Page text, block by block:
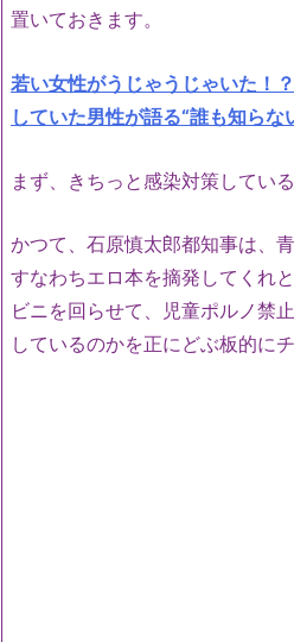
置いておきます。
若い女性がうじゃうじゃいた！
していた男性が語る“誰も知ら
まず、きちっと感染対策してい
かつて、石原慎太郎都知事は、
すなわちエロ本を摘発してくれ
ビニを回らせて、児童ポルノ禁
しているのかを正にどぶ板的に